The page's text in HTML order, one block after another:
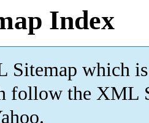
Index
which is
follow the XML